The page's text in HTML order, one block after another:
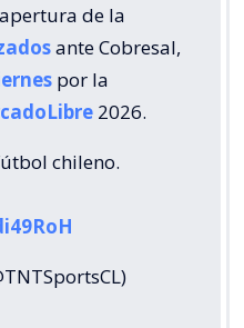
de la
ante Cobresal,
por la
2026.
chileno.